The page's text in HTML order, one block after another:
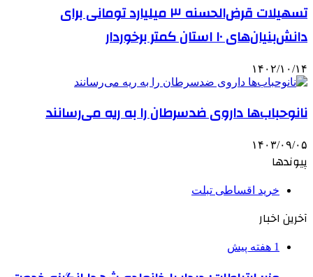
تسهیلات قرض‌الحسنه ۳ میلیارد تومانی برای
دانش‌بنیان‌های ۱۰ استان کمتر برخوردار
۱۴۰۲/۱۰/۱۴
نانوحباب‌ها داروی ضدسرطان را به ریه می‌رسانند
۱۴۰۳/۰۹/۰۵
پیوندها
خرید اقساطی تبلت
آخرین اخبار
1 هفته پیش